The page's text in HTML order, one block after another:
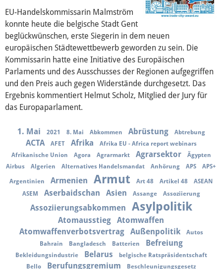
Über mich
Vor Ort
Kontakt
Reden
Termine
Presse
Mediathek
EU-Handelskommissarin Malmström
konnte heute die belgische Stadt Gent
beglückwünschen, erste Siegerin in dem neuen
europäischen Städtewettbewerb geworden zu sein. Die
Kommissarin hatte eine Initiative des Europäischen
Parlaments und des Ausschusses der Regionen aufgegriffen
und den Preis auch gegen Widerstände durchgesetzt. Das
Ergebnis kommentiert Helmut Scholz, Mitglied der Jury für
das Europaparlament.
1. Mai 2021 8. Mai Abkommen Abrüstung Abtrebung
ACTA AFET Afrika
Afrika EU - Africa report webinars
Afrikanische Union
Agora Agrarmarkt Agrarsektor
Ägypten
Airbus
Algerien Alternatives Handelsmandat Anhörung APS APS+
Argentinien Armenien Armut Art 48 Artikel 48
ASEAN
ASEM
Aserbaidschan Asien Assange Assoziierung
Assoziierungsabkommen Asylpolitik
Atomausstieg
Atomwaffen
Atomwaffenverbotsvertrag
Außenpolitik
Autos
Bahrain
Bangladesch Batterien Befreiung
Bekleidungsindustrie Belarus
belgische Ratspräsidentschaft
Bello
Berufungsgremium Beschleunigungsgesetz